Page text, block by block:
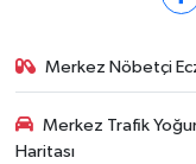
Merkez Nöbetçi
Merkez Trafik
Haritası